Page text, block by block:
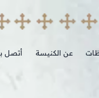
عن الكنيسة أتصل